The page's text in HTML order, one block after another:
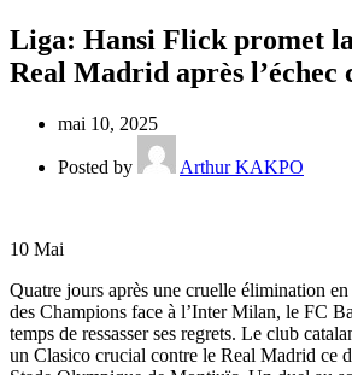
Liga: Hansi Flick promet
Real Madrid après
mai 10, 2025
Posted by Arthur KAKPO
10 Mai
Quatre jours après une cruelle élimination
des Champions face à l’Inter Milan, le FC
temps de ressasser ses regrets. Le club
un Clasico crucial contre le Real Madrid ce